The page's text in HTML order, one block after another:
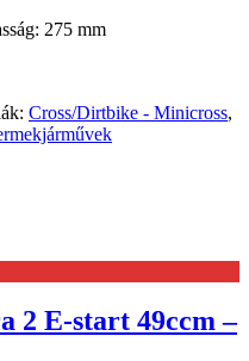
275 mm
Cross/Dirtbike - Minicross,
2 E-start 49ccm –